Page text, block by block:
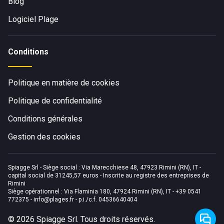
Logiciel Plage
Conditions
Politique en matière de cookies
Politique de confidentialité
Conditions générales
Gestion des cookies
Spiagge Srl - Siège social : Via Marecchiese 48, 47923 Rimini (RN), IT -
capital social de 31245,57 euros - Inscrite au registre des entreprises de
Rimini
Siège opérationnel : Via Flaminia 180, 47924 Rimini (RN), IT - +39 0541
772375 - info@plages.fr - p.i./c.f. 04536640404
© 2026 Spiagge Srl. Tous droits réservés.